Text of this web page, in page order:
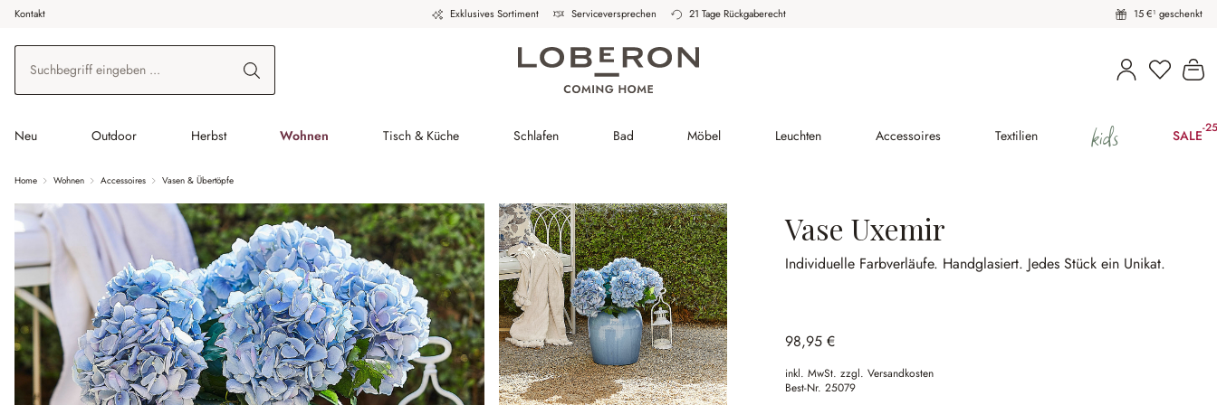
Hauptinhalt springen
Zur Suche springen
Zur Hauptnavigation springen
Kontakt Exklusives Sortiment Serviceversprechen 21 Tage Rückgaberecht 15 €¹ geschenkt
Du hast
Neu Outdoor Herbst Wohnen Tisch & Küche Schlafen Bad Möbel Leuchten Accessoires Textilien kids SALE-
Home Wohnen Accessoires Vasen & Übertöpfe
Vase Uxemir
Individuelle Farbverläufe. Handglasiert. Jedes Stück ein Unikat.
98,95 €
inkl. MwSt. zzgl. Versandkosten
Best-Nr.25079